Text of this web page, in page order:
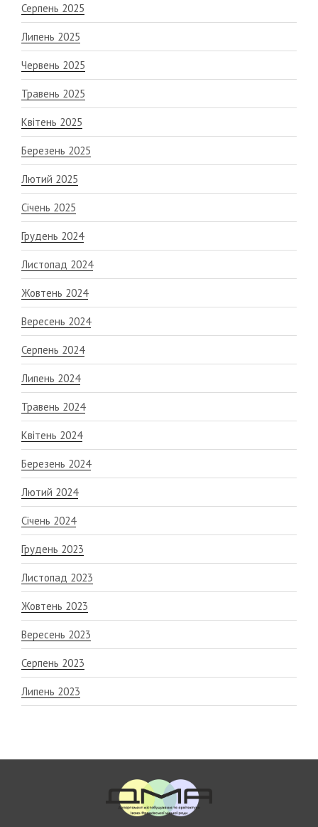
Серпень 2025
Липень 2025
Червень 2025
Травень 2025
Квітень 2025
Березень 2025
Лютий 2025
Січень 2025
Грудень 2024
Листопад 2024
Жовтень 2024
Вересень 2024
Серпень 2024
Липень 2024
Травень 2024
Квітень 2024
Березень 2024
Лютий 2024
Січень 2024
Грудень 2023
Листопад 2023
Жовтень 2023
Вересень 2023
Серпень 2023
Липень 2023